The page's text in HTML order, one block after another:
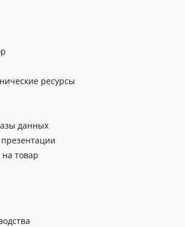
ресурсы
данных
товар